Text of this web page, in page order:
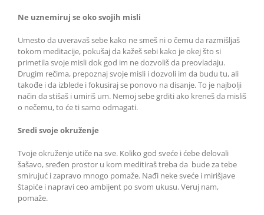
Ne uznemiruj se oko svojih misli
Umesto da uveravaš sebe kako ne smeš ni o čemu da razmišljaš
tokom meditacije, pokušaj da kažeš sebi kako je okej što si
primetila svoje misli dok god im ne dozvoliš da preovladaju.
Drugim rečima, prepoznaj svoje misli i dozvoli im da budu tu, ali
takođe i da izblede i fokusiraj se ponovo na disanje. To je najbolji
način da stišaš i umiriš um. Nemoj sebe grditi ako kreneš da misliš
o nečemu, to će ti samo odmagati.
Sredi svoje okruženje
Tvoje okruženje utiče na sve. Koliko god sveće i ćebe delovali
šašavo, sređen prostor u kom meditiraš treba da bude za tebe
smirujuć i zapravo mnogo pomaže. Nađi neke sveće i mirišjave
štapiće i napravi ceo ambijent po svom ukusu. Veruj nam,
pomaže.